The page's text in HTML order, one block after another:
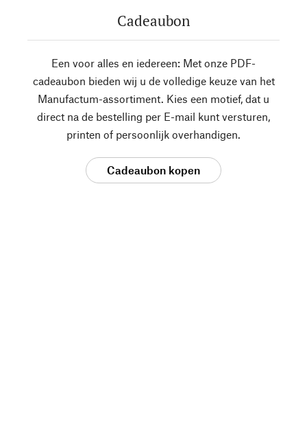
Cadeaubon
Een voor alles en iedereen: Met onze PDF-
cadeaubon bieden wij u de volledige keuze van het
Manufactum-assortiment. Kies een motief, dat u
direct na de bestelling per E-mail kunt versturen,
printen of persoonlijk overhandigen.
Cadeaubon kopen